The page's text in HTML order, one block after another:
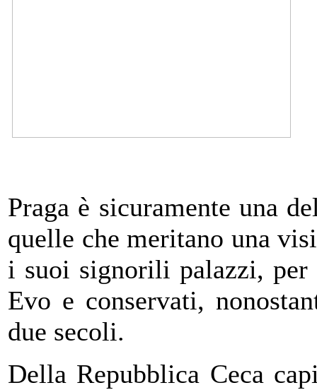
Praga è sicuramente una
quelle che meritano una
i suoi signorili palazzi,
Evo e conservati,
due secoli.
Della Repubblica Ceca